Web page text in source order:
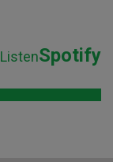
ListenSpotify